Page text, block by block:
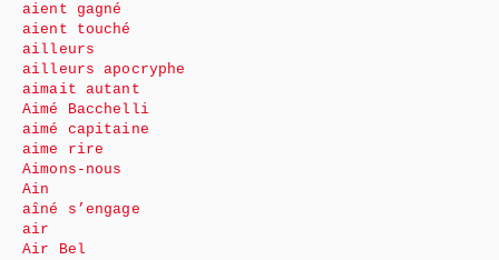
aient gagné
aient touché
ailleurs
ailleurs apocryphe
aimait autant
Aimé Bacchelli
aimé capitaine
aime rire
Aimons-nous
Ain
aîné s’engage
air
Air Bel